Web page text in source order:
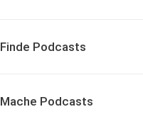
Finde Podcasts
Mache Podcasts